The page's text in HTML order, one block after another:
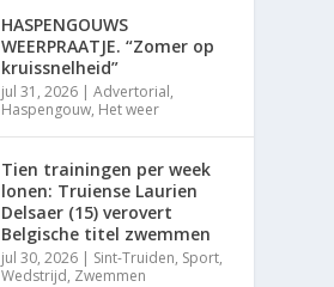
HASPENGOUWS
WEERPRAATJE. “Zomer op
kruissnelheid”
jul 31, 2026 |Advertorial,
Haspengouw, Het weer
Tien trainingen per week
lonen: Truiense Laurien
Delsaer (15) verovert
Belgische titel zwemmen
jul 30, 2026 | Sint-Truiden, Sport,
Wedstrijd, Zwemmen